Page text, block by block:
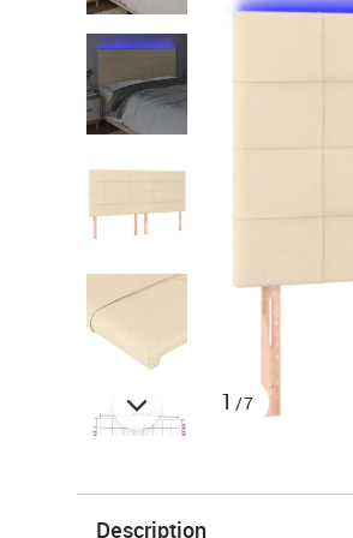
1 /7
Description